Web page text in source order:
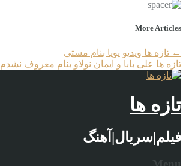
More Articles
← تازه ها ویدیو پویا بنام مستی
تازه ها علی بابا و ایمان نولاو بنام معروف نشدم
تازه ها
فیلم|سریال|آهنگ